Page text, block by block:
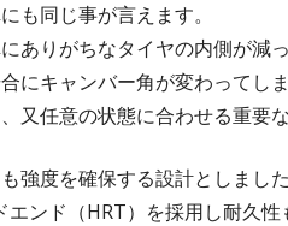
も同じ事が言えます。
ありがちなタイヤの内側が減
にキャンバー角が変わってし
又任意の状態に合わせる重要な
強度を確保する設計としました
ンド（HRT）を採用し耐久性